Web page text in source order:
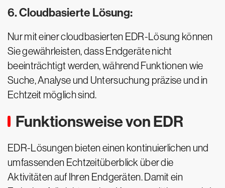
6. Cloudbasierte Lösung:
Nur mit einer cloudbasierten EDR-Lösung können
Sie gewährleisten, dass Endgeräte nicht
beeinträchtigt werden, während Funktionen wie
Suche, Analyse und Untersuchung präzise und in
Echtzeit möglich sind.
Funktionsweise von EDR
EDR-Lösungen bieten einen kontinuierlichen und
umfassenden Echtzeitüberblick über die
Aktivitäten auf Ihren Endgeräten. Damit ein